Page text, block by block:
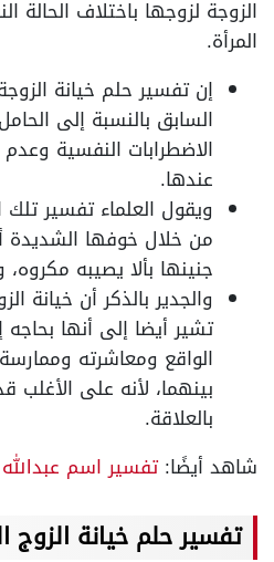
الزوجة لزوجها باختلاف الحالة
المرأة.
إن تفسير حلم خيانة
السابق بالنسبة إلى
الاضطرابات النفسية وعدم
عندها.
ويقول العلماء تفسير تلك
من خلال خوفها الشديدة
جنينها بألا يصيبه
والجدير بالذكر أن خيانة
تشير أيضا إلى أنها
الواقع ومعاشرته
بينهما، لأنه على
بالعلاقة.
شاهد أيضًا:تفسير اسم
تفسير حلم خيانة الزوج